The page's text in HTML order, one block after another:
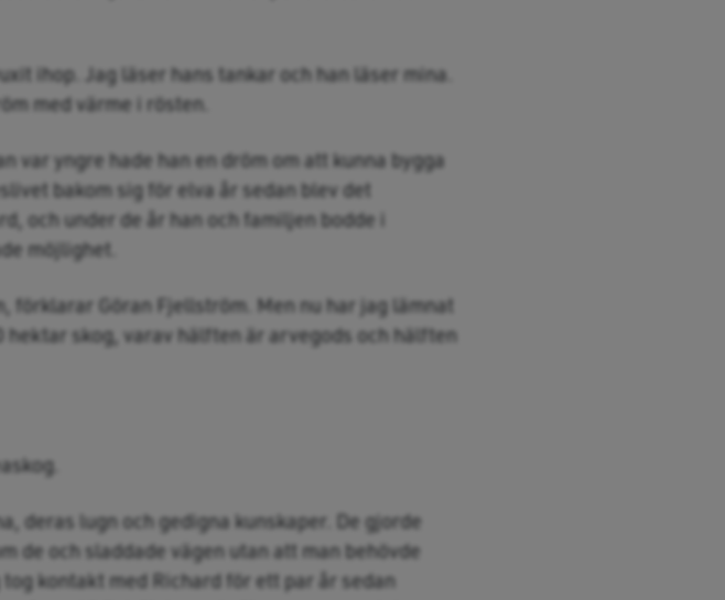
ihop. Jag läser hans tankar och han läser mina.
med värme i rösten.
var yngre hade han en dröm om att kunna bygga
bakom sig för elva år sedan blev det
och under de år han och familjen bodde i
möjlighet.
förklarar Göran Fjellström. Men nu har jag lämnat
skog, varav hälften är arvegods och hälften
deras lugn och gedigna kunskaper. De gjorde
de och sladdade vägen utan att man behövde
kontakt med Richard för ett par år sedan